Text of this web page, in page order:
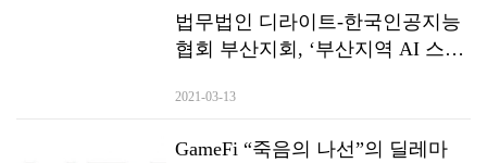
별도의 협의 없이 무단으로 게재
할 경우 저작권침해가 될 수 있습
법무법인 디라이트-한국인공지능
협회 부산지회, ‘부산지역 AI 스타
성’ 협약
2021-03-13
GameFi “죽음의 나선”의 딜레마